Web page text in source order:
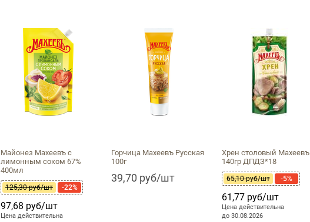
Майонез Махеевъ с
лимонным соком 67%
400мл
125,30 руб/шт -22%
97,68 руб/шт
Цена действительна
Горчица Махеевъ Русская
100г
39,70 руб/шт
Хрен столовый Махеевъ
140гр ДПДЗ*18
65,10 руб/шт -5%
61,77 руб/шт
Цена действительна
до 30.08.2026